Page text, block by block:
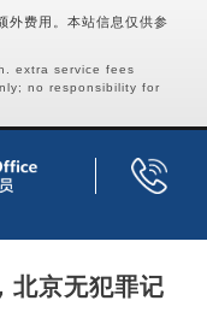
外费用。本站信息仅供参
extra service fees
no responsibility for
北京无犯罪记